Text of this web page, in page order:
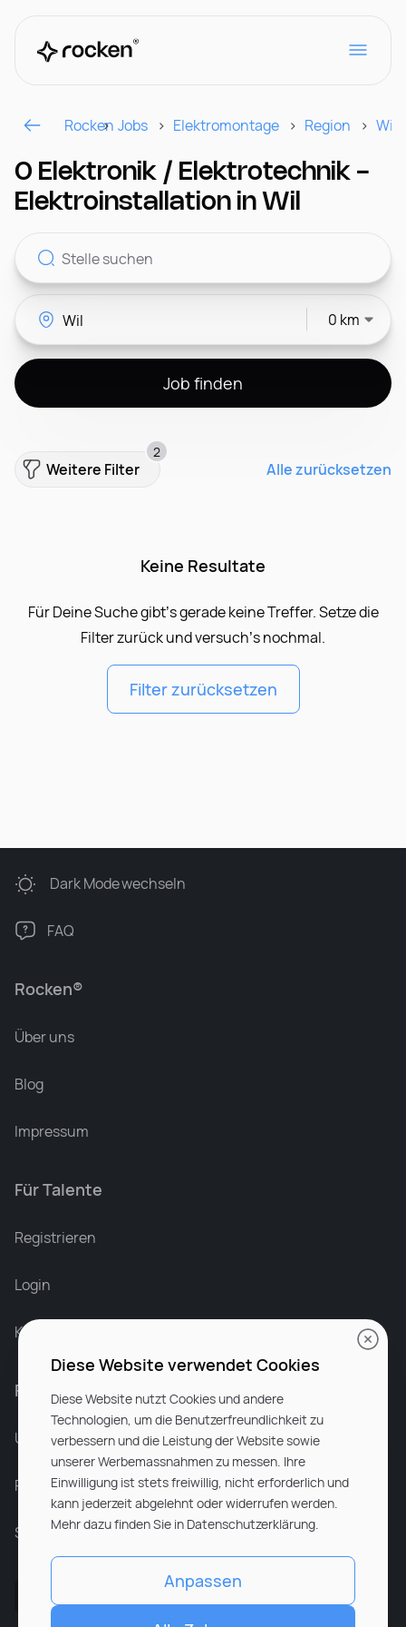
Für Arbeitgeber
Kontakt
CH
Rocken Jobs Elektromontage Region Wil
0 Elektronik / Elektrotechnik -
Elektroinstallation in Wil
0 km
Job finden
Weitere Filter
2
Alle zurücksetzen
Keine Resultate
Für Deine Suche gibt’s gerade keine Treffer. Setze die
Filter zurück und versuch’s nochmal.
Filter zurücksetzen
Rocken®
Über uns
Blog
Impressum
Für Talente
Registrieren
Login
Karriere bei Rocken
Für Unternehmen
Unsere Dienstleistungen
Partnerunternehmen
Sitemap
Dark Modewechseln
FAQ
Diese Website verwendet Cookies
Diese Website nutzt Cookies und andere
Technologien, um die Benutzerfreundlichkeit zu
verbessern und die Leistung der Website sowie
unserer Werbemassnahmen zu messen. Ihre
Einwilligung ist stets freiwillig, nicht erforderlich und
kann jederzeit abgelehnt oder widerrufen werden.
Mehr dazu finden Sie in Datenschutzerklärung.
Anpassen